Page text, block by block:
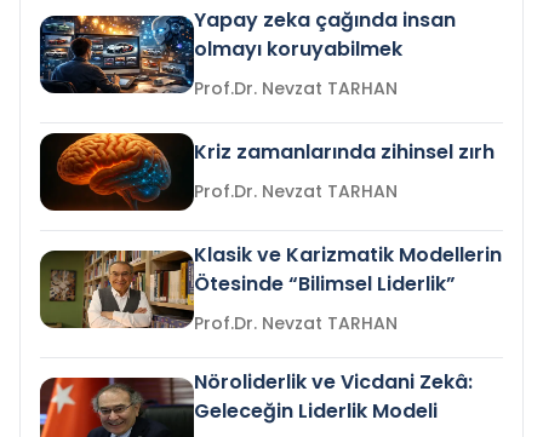
Yapay zeka çağında insan
olmayı koruyabilmek
Prof.Dr. Nevzat TARHAN
Kriz zamanlarında zihinsel zırh
Prof.Dr. Nevzat TARHAN
Klasik ve Karizmatik Modellerin
Ötesinde “Bilimsel Liderlik”
Prof.Dr. Nevzat TARHAN
Nöroliderlik ve Vicdani Zekâ:
Geleceğin Liderlik Modeli